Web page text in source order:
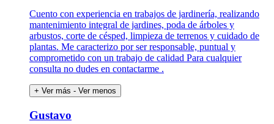
Cuento con experiencia en trabajos de jardinería, realizando
mantenimiento integral de jardines, poda de árboles y
arbustos, corte de césped, limpieza de terrenos y cuidado de
plantas. Me caracterizo por ser responsable, puntual y
comprometido con un trabajo de calidad Para cualquier
consulta no dudes en contactarme .
+ Ver más - Ver menos
Gustavo